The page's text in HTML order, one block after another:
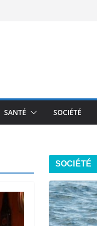
SANTÉ SOCIÉTÉ
SOCIÉTÉ